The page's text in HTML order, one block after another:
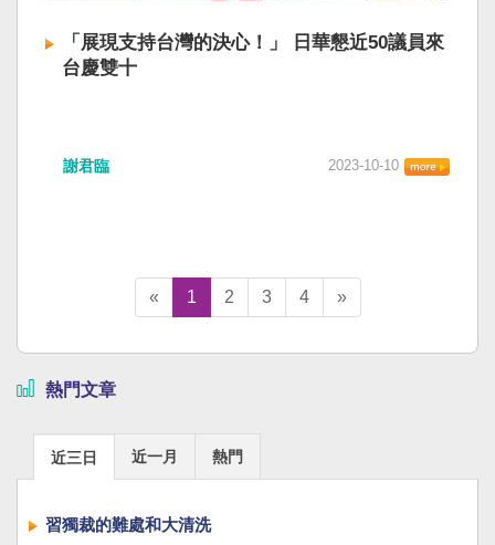
「展現支持台灣的決心！」 日華懇近50議員來
台慶雙十
謝君臨 2023-10-10
« 1 2 3 4 »
熱門文章
近三日 近一月 熱門
習獨裁的難處和大清洗